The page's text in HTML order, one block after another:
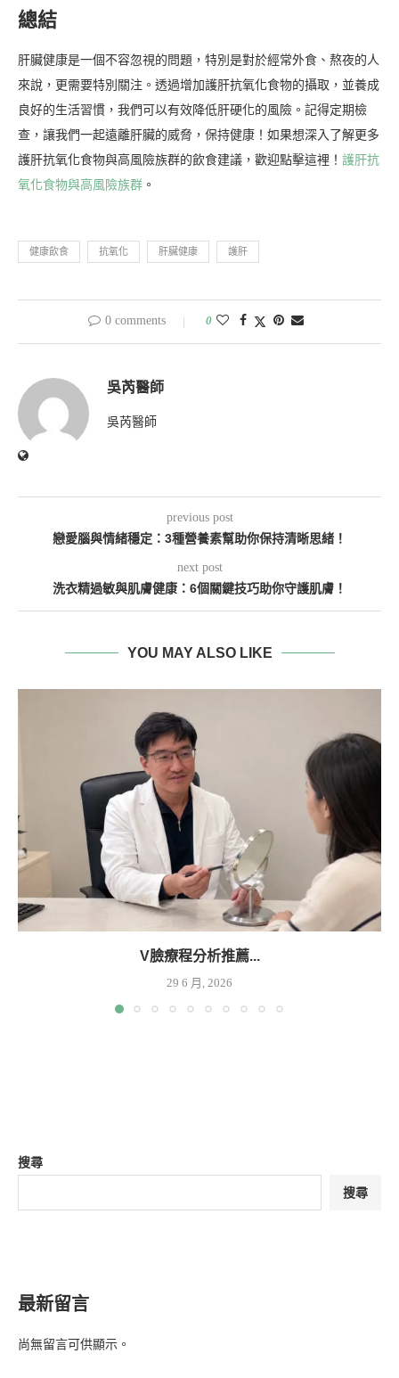
總結
肝臟健康是一個不容忽視的問題，特別是對於經常外食、熬夜的人
來說，更需要特別關注。透過增加護肝抗氧化食物的攝取，並養成
良好的生活習慣，我們可以有效降低肝硬化的風險。記得定期檢
查，讓我們一起遠離肝臟的威脅，保持健康！如果想深入了解更多
護肝抗氧化食物與高風險族群的飲食建議，歡迎點擊這裡！ 護肝抗
氧化食物與高風險族群 。
健康飲食 抗氧化 肝臟健康 護肝
0 comments 0
吳芮醫師
吳芮醫師
previous post
戀愛腦與情緒穩定：3種營養素幫助你保持清晰思緒！
next post
洗衣精過敏與肌膚健康：6個關鍵技巧助你守護肌膚！
YOU MAY ALSO LIKE
V臉療程分析推薦...
29 6 月, 2026
搜尋
搜尋
最新留言
尚無留言可供顯示。